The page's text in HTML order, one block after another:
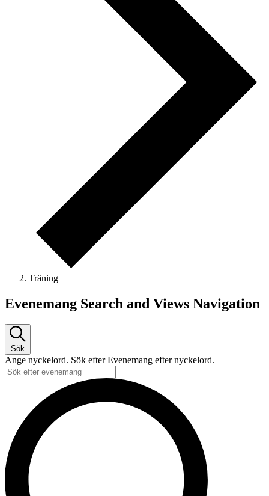
Träning
Evenemang
Evenemang Search and Views Navigation
Sök
Ange nyckelord. Sök efter Evenemang efter nyckelord.